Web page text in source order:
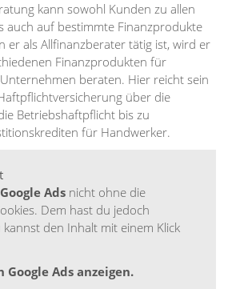
kann sowohl Kunden zu allen
auch auf bestimmte Finanzprodukte
er als Allfinanzberater tätig ist, wird er
Finanzprodukten für
beraten. Hier reicht sein
über die
Betriebshaftpflicht bis zu
für Handwerker.
Google Ads nicht ohne die
Dem hast du jedoch
den Inhalt mit einem Klick
Ads anzeigen.